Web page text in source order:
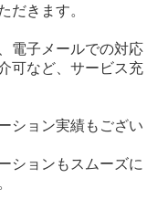
だきます。
電子メールでの対応
可など、サービス充
ション実績もござい
ションもスムーズに